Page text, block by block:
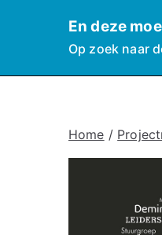
inhoud
En deze
Op zoek naar
Home /